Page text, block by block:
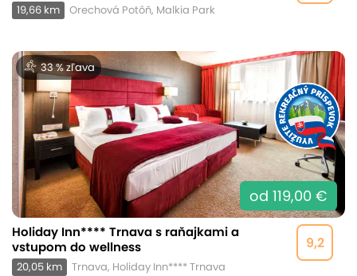
19,66 km Orechová Potôň, Malkia Park
33 % zľava
od 119,00 €
9,2
Holiday Inn**** Trnava s raňajkami a
vstupom do wellness
20,05 km Trnava, Holiday Inn**** Trnava